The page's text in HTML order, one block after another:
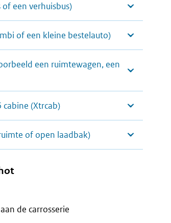
een verhuisbus)
of een kleine bestelauto)
een ruimtewagen, een
(Xtrcab)
of open laadbak)
de carrosserie